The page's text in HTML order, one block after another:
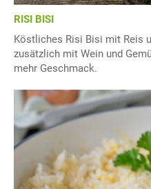
RISI BISI
Köstliches Risi Bisi mit Reis
zusätzlich mit Wein und
mehr Geschmack.